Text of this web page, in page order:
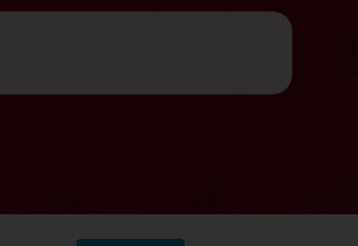
MAGYAR